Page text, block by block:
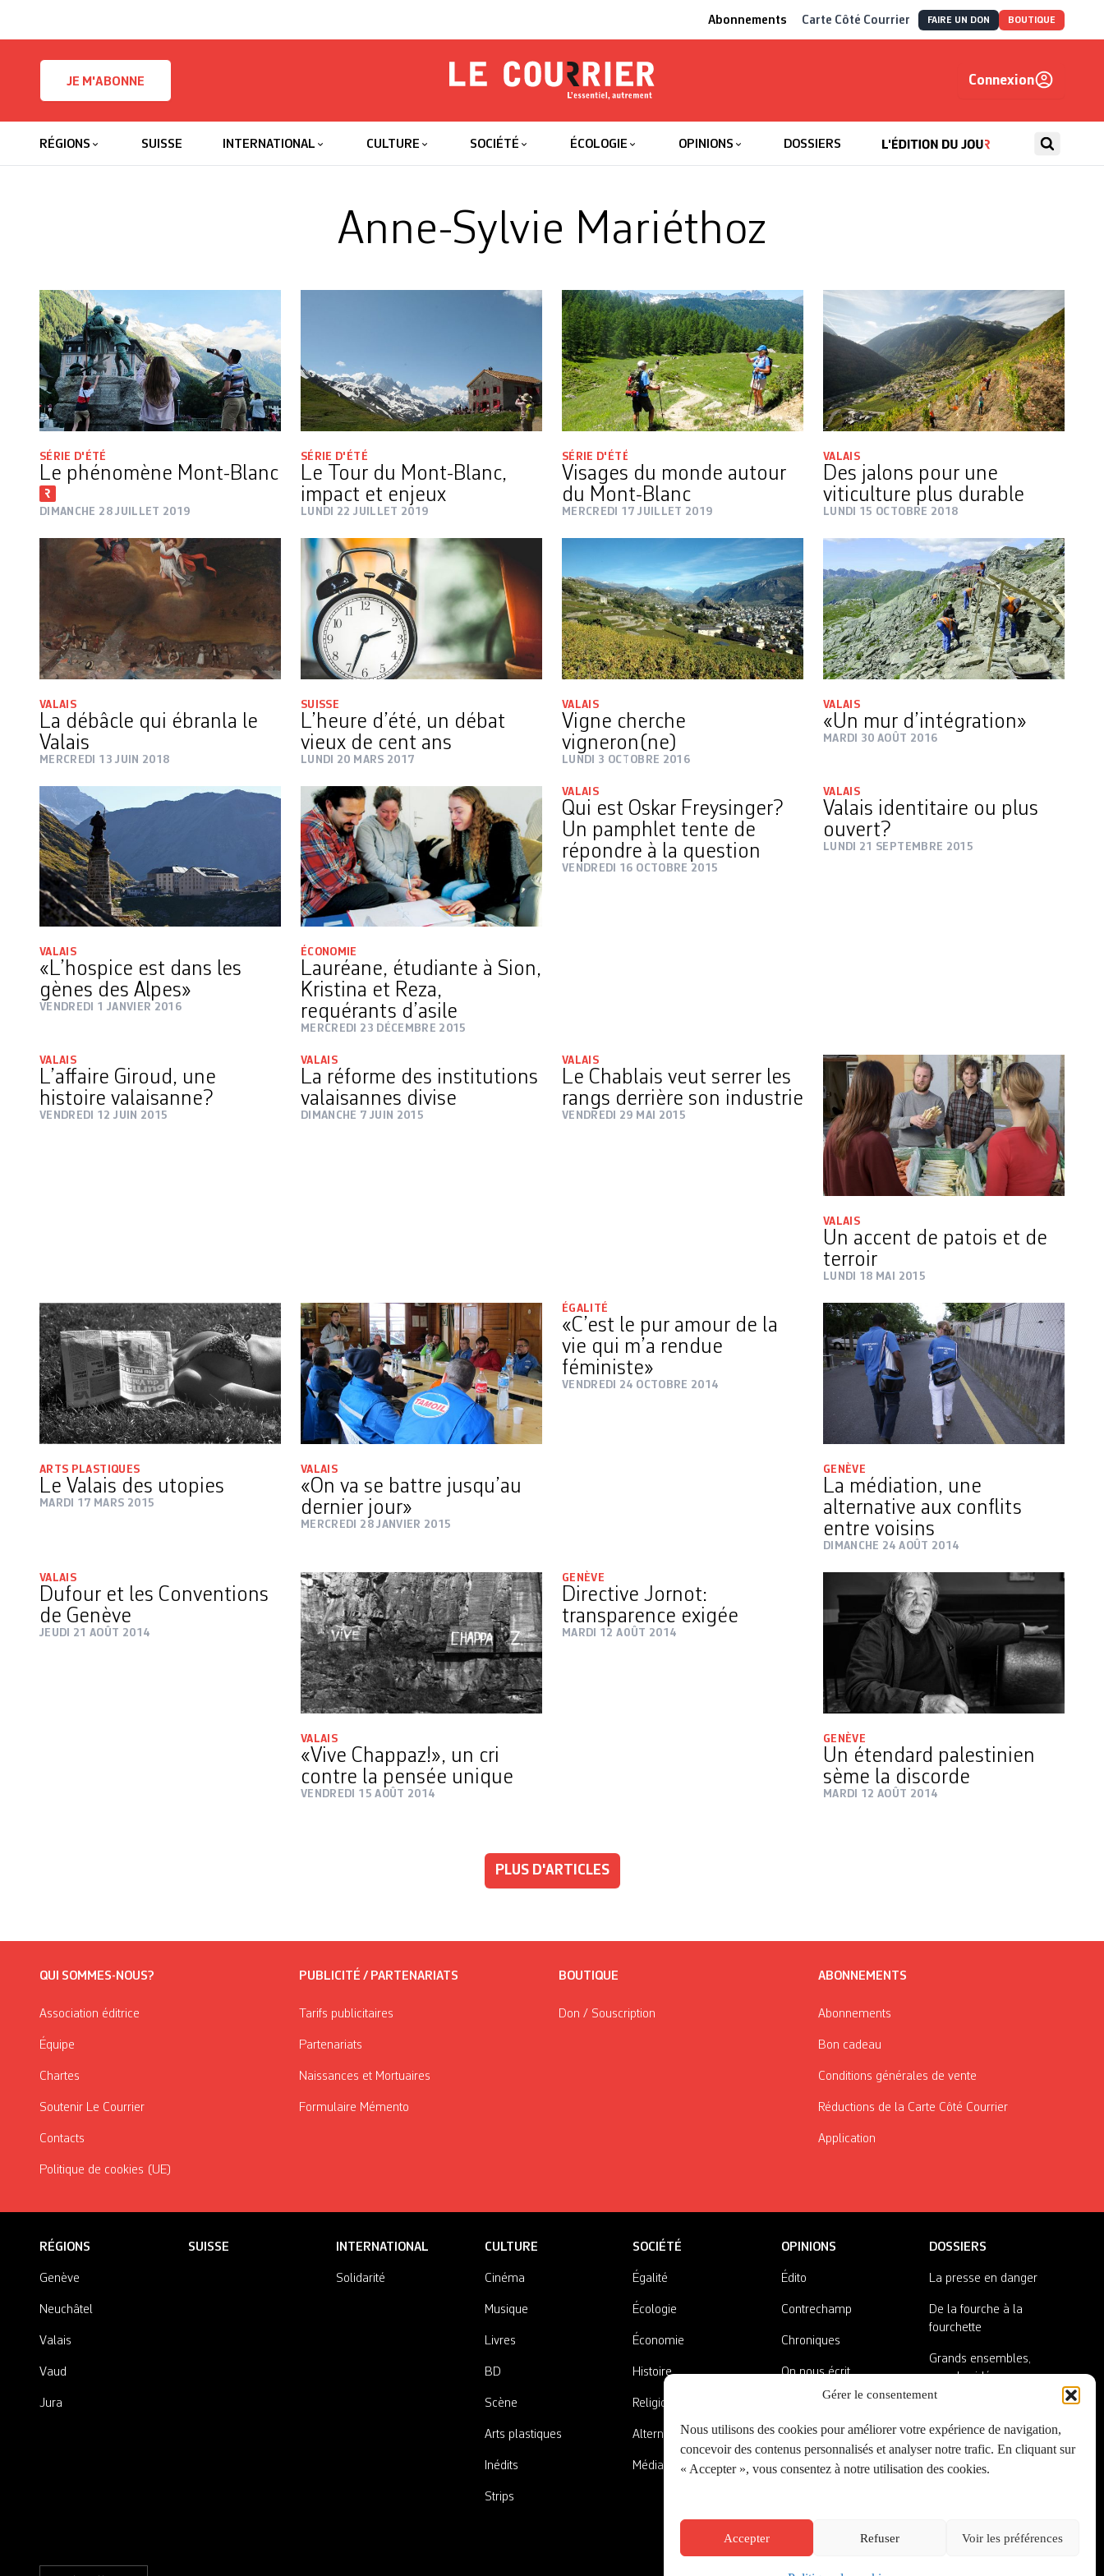
Gérer le consentement
Nous utilisons des cookies pour améliorer votre expérience de navigation,
concevoir des contenus personnalisés et analyser notre trafic. En cliquant sur
« Accepter », vous consentez à notre utilisation des cookies.
Accepter Refuser Voir les préférences
Abonnements Carte Côté Courrier FAIRE UN DON BOUTIQUE
JE M'ABONNE
Le Courrier
Connexion
RÉGIONS SUISSE INTERNATIONAL CULTURE SOCIÉTÉ ÉCOLOGIE OPINIONS DOSSIERS
Anne-Sylvie Mariéthoz
SÉRIE D'ÉTÉ
Le phénomène Mont-Blanc
DIMANCHE 28 JUILLET 2019
SÉRIE D'ÉTÉ
Le Tour du Mont-Blanc,
impact et enjeux
LUNDI 22 JUILLET 2019
SÉRIE D'ÉTÉ
Visages du monde autour
du Mont-Blanc
MERCREDI 17 JUILLET 2019
VALAIS
Des jalons pour une
viticulture plus durable
LUNDI 15 OCTOBRE 2018
VALAIS
La débâcle qui ébranla le
Valais
MERCREDI 13 JUIN 2018
SUISSE
L’heure d’été, un débat
vieux de cent ans
LUNDI 20 MARS 2017
VALAIS
Vigne cherche
vigneron(ne)
LUNDI 3 OCTOBRE 2016
VALAIS
«Un mur d’intégration»
MARDI 30 AOÛT 2016
VALAIS
«L’hospice est dans les
gènes des Alpes»
VENDREDI 1 JANVIER 2016
ÉCONOMIE
Lauréane, étudiante à Sion,
Kristina et Reza,
requérants d’asile
MERCREDI 23 DÉCEMBRE 2015
VALAIS
Qui est Oskar Freysinger?
Un pamphlet tente de
répondre à la question
VENDREDI 16 OCTOBRE 2015
VALAIS
Valais identitaire ou plus
ouvert?
LUNDI 21 SEPTEMBRE 2015
VALAIS
L’affaire Giroud, une
histoire valaisanne?
VENDREDI 12 JUIN 2015
VALAIS
La réforme des institutions
valaisannes divise
DIMANCHE 7 JUIN 2015
VALAIS
Le Chablais veut serrer les
rangs derrière son industrie
VENDREDI 29 MAI 2015
VALAIS
Un accent de patois et de
terroir
LUNDI 18 MAI 2015
ARTS PLASTIQUES
Le Valais des utopies
MARDI 17 MARS 2015
VALAIS
«On va se battre jusqu’au
dernier jour»
MERCREDI 28 JANVIER 2015
ÉGALITÉ
«C’est le pur amour de la
vie qui m’a rendue
féministe»
VENDREDI 24 OCTOBRE 2014
GENÈVE
La médiation, une
alternative aux conflits
entre voisins
DIMANCHE 24 AOÛT 2014
VALAIS
Dufour et les Conventions
de Genève
JEUDI 21 AOÛT 2014
VALAIS
«Vive Chappaz!», un cri
contre la pensée unique
VENDREDI 15 AOÛT 2014
GENÈVE
Directive Jornot:
transparence exigée
MARDI 12 AOÛT 2014
GENÈVE
Un étendard palestinien
sème la discorde
MARDI 12 AOÛT 2014
PLUS D'ARTICLES
QUI SOMMES-NOUS?
Association éditrice
Équipe
Chartes
Soutenir Le Courrier
Contacts
Politique de cookies (UE)
PUBLICITÉ / PARTENARIATS
Tarifs publicitaires
Partenariats
Naissances et Mortuaires
Formulaire Mémento
BOUTIQUE
Don / Souscription
ABONNEMENTS
Abonnements
Bon cadeau
Conditions générales de vente
Réductions de la Carte Côté Courrier
Application
RÉGIONS
Genève
Neuchâtel
Valais
Vaud
Jura
SUISSE INTERNATIONAL
Solidarité
CULTURE
Cinéma
Musique
Livres
BD
Scène
Arts plastiques
Inédits
Strips
SOCIÉTÉ
Égalité
Écologie
Économie
Histoire
Religions
Alternatives
Médias
OPINIONS
Édito
Contrechamp
Chroniques
On nous écrit
A côté de la plaque
DOSSIERS
La presse en danger
De la fourche à la
fourchette
Grands ensembles,
grandes idées